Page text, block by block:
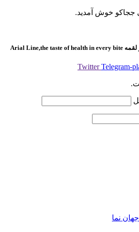
ججاکو خوش آمدید.
لقمه Arial Line,the taste of health in every bite
Twitter Telegram-
نما